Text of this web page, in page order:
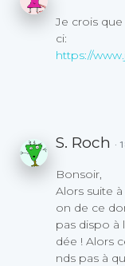
Je crois
ci:
https://
S. Roch ·
Bonsoir,
Alors suite
on de ce
pas dispo à
dée ! Alors
nds pas à